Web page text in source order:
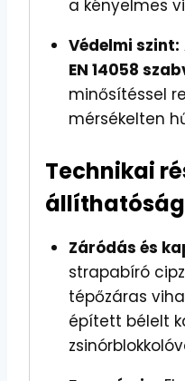
a kényelmes
Védelmi szint:
EN 14058
minősítéssel
mérsékelten
Technikai
Záródás és
strapabíró
tépőzáras
épített bélelt